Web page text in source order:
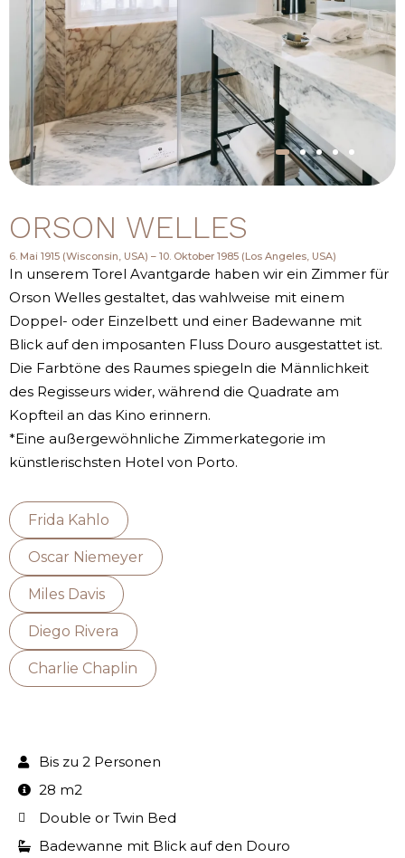
ORSON WELLES
6. Mai 1915 (Wisconsin, USA) – 10. Oktober 1985 (Los Angeles, USA)
In unserem Torel Avantgarde haben wir ein Zimmer für
Orson Welles gestaltet, das wahlweise mit einem
Doppel- oder Einzelbett und einer Badewanne mit
Blick auf den imposanten Fluss Douro ausgestattet ist.
Die Farbtöne des Raumes spiegeln die Männlichkeit
des Regisseurs wider, während die Quadrate am
Kopfteil an das Kino erinnern.
*Eine außergewöhnliche Zimmerkategorie im
künstlerischsten Hotel von Porto.
Frida Kahlo
Oscar Niemeyer
Miles Davis
Diego Rivera
Charlie Chaplin
Bis zu 2 Personen
28 m2
Double or Twin Bed
Badewanne mit Blick auf den Douro